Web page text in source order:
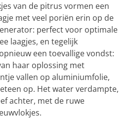
van de pitrus vormen een
met veel poriën erin op de
perfect voor optimale
laagjes, en tegelijk
een toevallige vondst:
haar oplossing met
vallen op aluminiumfolie,
op. Het water verdampte,
achter, met de ruwe